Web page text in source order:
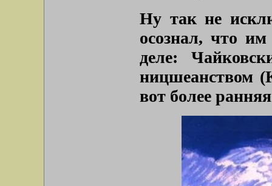
Ну так не
осознал, что
деле:
ницшеанством
вот более